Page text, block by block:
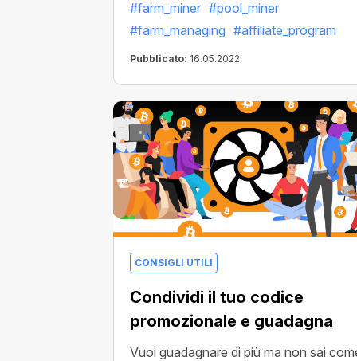
Programma Affiliati!
#farm_miner #pool_miner
#farm_managing #affiliate_program
Pubblicato: 16.05.2022
CONSIGLI UTILI
Condividi il tuo codice
promozionale e guadagna
Vuoi guadagnare di più ma non sai